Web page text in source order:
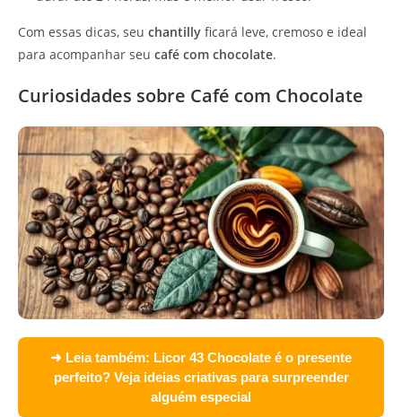
Com essas dicas, seu chantilly ficará leve, cremoso e ideal
para acompanhar seu café com chocolate.
Curiosidades sobre Café com Chocolate
➜ Leia também: Licor 43 Chocolate é o presente
perfeito? Veja ideias criativas para surpreender
alguém especial